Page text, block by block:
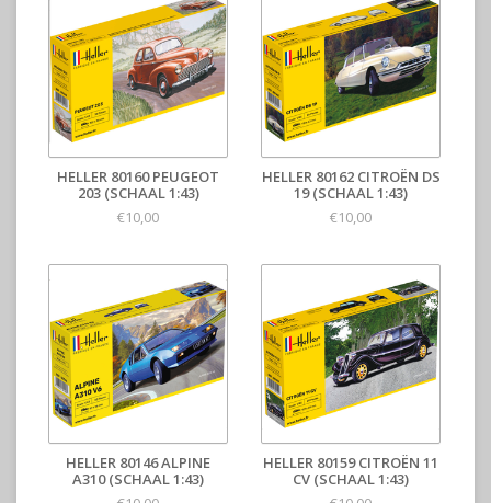
HELLER 80160 PEUGEOT
203 (SCHAAL 1:43)
€10,00
HELLER 80162 CITROËN DS
19 (SCHAAL 1:43)
€10,00
HELLER 80146 ALPINE
A310 (SCHAAL 1:43)
HELLER 80159 CITROËN 11
CV (SCHAAL 1:43)